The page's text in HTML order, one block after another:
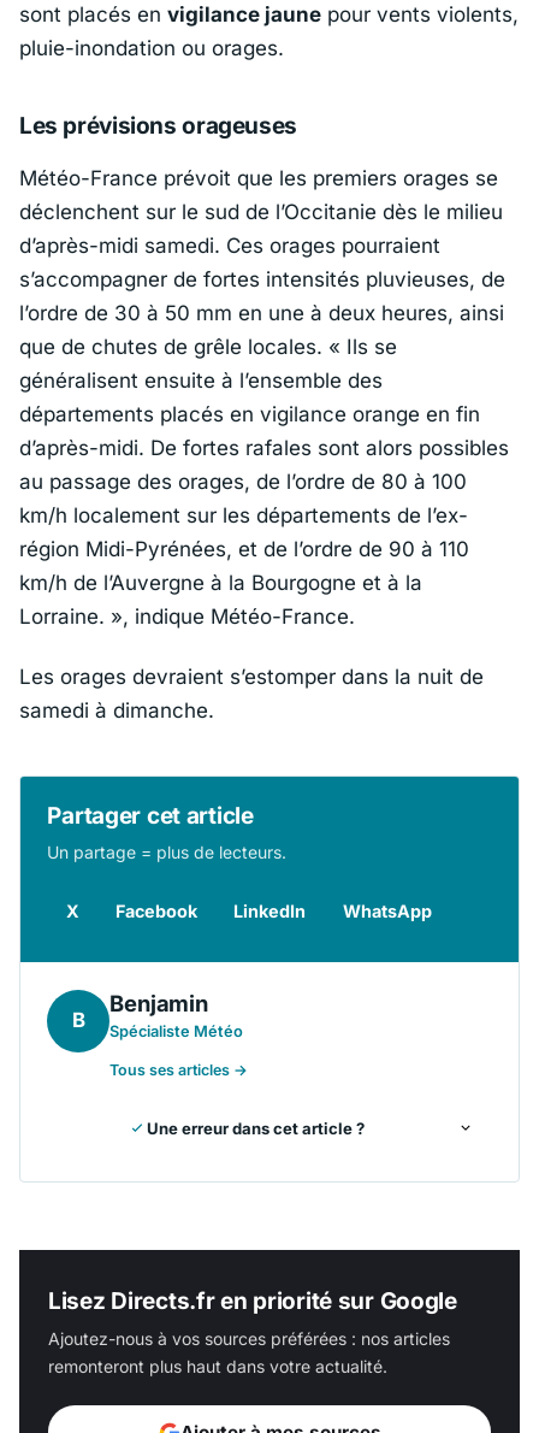
sont placés en vigilance jaune pour vents violents,
pluie-inondation ou orages.
Les prévisions orageuses
Météo-France prévoit que les premiers orages se
déclenchent sur le sud de l’Occitanie dès le milieu
d’après-midi samedi. Ces orages pourraient
s’accompagner de fortes intensités pluvieuses, de
l’ordre de 30 à 50 mm en une à deux heures, ainsi
que de chutes de grêle locales. « Ils se
généralisent ensuite à l’ensemble des
départements placés en vigilance orange en fin
d’après-midi. De fortes rafales sont alors possibles
au passage des orages, de l’ordre de 80 à 100
km/h localement sur les départements de l’ex-
région Midi-Pyrénées, et de l’ordre de 90 à 110
km/h de l’Auvergne à la Bourgogne et à la
Lorraine. », indique Météo-France.
Les orages devraient s’estomper dans la nuit de
samedi à dimanche.
Partager cet article
Un partage = plus de lecteurs.
X Facebook LinkedIn WhatsApp
B
Benjamin
Spécialiste Météo
Tous ses articles →
Une erreur dans cet article ?
Lisez Directs.fr en priorité sur Google
Ajoutez-nous à vos sources préférées : nos articles
remonteront plus haut dans votre actualité.